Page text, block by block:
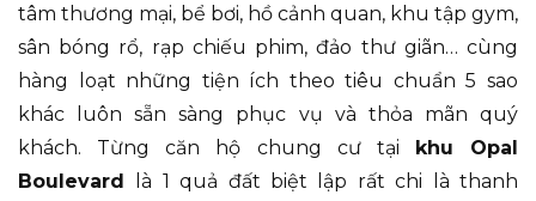
tâm thương mại, bể bơi, hồ cảnh quan, khu tập gym,
sân bóng rổ, rạp chiếu phim, đảo thư giãn… cùng
hàng loạt những tiện ích theo tiêu chuẩn 5 sao
khác luôn sẵn sàng phục vụ và thỏa mãn quý
khách. Từng căn hộ chung cư tại khu Opal
Boulevard
là 1 quả đất biệt lập rất chi là thanh